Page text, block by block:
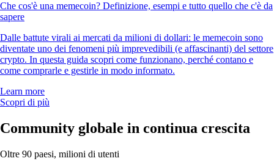
Che cos'è una memecoin? Definizione, esempi e tutto quello che c'è da
sapere
Dalle battute virali ai mercati da milioni di dollari: le memecoin sono
diventate uno dei fenomeni più imprevedibili (e affascinanti) del settore
crypto. In questa guida scopri come funzionano, perché contano e
come comprarle e gestirle in modo informato.
Learn more
Scopri di più
Community globale in continua crescita
Oltre 90 paesi, milioni di utenti